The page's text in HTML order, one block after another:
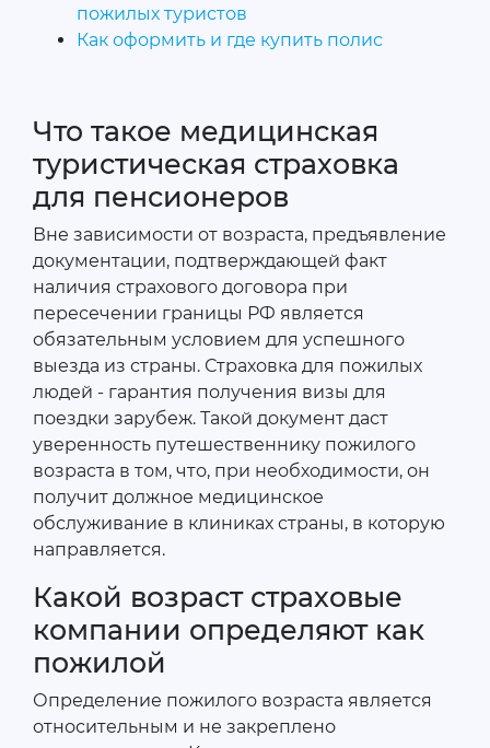
пожилых туристов
Как оформить и где купить полис
Что такое медицинская
туристическая страховка
для пенсионеров
Вне зависимости от возраста, предъявление
документации, подтверждающей факт
наличия страхового договора при
пересечении границы РФ является
обязательным условием для успешного
выезда из страны. Страховка для пожилых
людей - гарантия получения визы для
поездки зарубеж. Такой документ даст
уверенность путешественнику пожилого
возраста в том, что, при необходимости, он
получит должное медицинское
обслуживание в клиниках страны, в которую
направляется.
Какой возраст страховые
компании определяют как
пожилой
Определение пожилого возраста является
относительным и не закреплено